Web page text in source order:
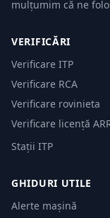
mulțumim că ne
VERIFICĂRI
Verificare ITP
Verificare RCA
Verificare rovinieta
Verificare licență
Stații ITP
GHIDURI UTILE
Alerte mașină